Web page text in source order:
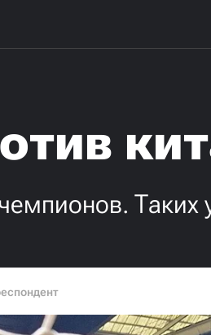
Таких